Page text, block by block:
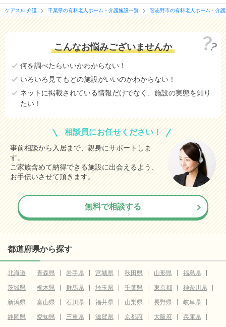
ケアスル 介護 千葉県の有料老人ホーム・介護施設一覧 習志野市の有料老人ホーム・介
こんなお悩みございませんか
何を調べたらいいかわからない！
いろいろ見てもどの施設がいいのかわからない！
ネットに掲載されている情報だけでなく、施設の実態を知り
たい！
相談員にお任せください！
事前相談から入居まで、親身にサポートしま
す。
ご家族含めて納得できる施設に出会えるよう、
お手伝いさせて頂きます。
無料で相談する
都道府県から探す
北海道 青森県 岩手県 宮城県 秋田県 山形県
福島県
茨城県
栃木県 群馬県 埼玉県 千葉県 東京都
神奈川県
新潟県
富山県 石川県 福井県 山梨県 長野県
岐阜県
静岡県
愛知県 三重県 滋賀県 京都府 大阪府
兵庫県